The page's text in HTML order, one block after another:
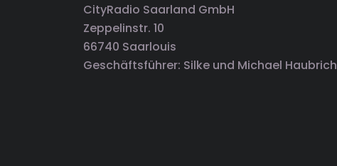
CityRadio Saarland GmbH
Zeppelinstr. 10
66740 Saarlouis
Geschäftsführer: Silke und Michael Haubrich